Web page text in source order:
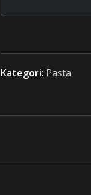
Kategori: Pasta